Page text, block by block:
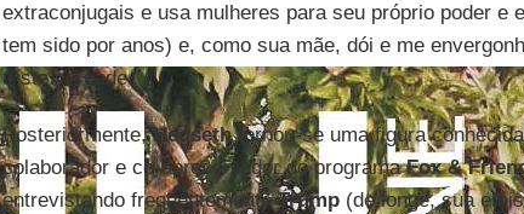
extraconjugais e usa mulheres para seu próprio poder e
tem sido por anos) e, como sua mãe, dói e me
triste verdade.”
Posteriormente,Hegsethtornou-se uma figura
colaborador e co-apresentador do programaFox &
entrevistando frequentementeTrump(de longe, sua